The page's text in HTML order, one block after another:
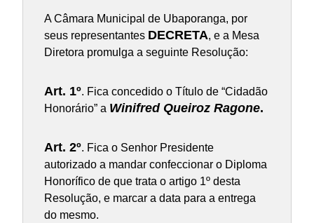
A Câmara Municipal de Ubaporanga, por
seus representantes DECRETA, e a Mesa
Diretora promulga a seguinte Resolução:
Art. 1º. Fica concedido o Título de “Cidadão
Honorário” a Winifred Queiroz Ragone.
Art. 2º. Fica o Senhor Presidente
autorizado a mandar confeccionar o Diploma
Honorífico de que trata o artigo 1º desta
Resolução, e marcar a data para a entrega
do mesmo.